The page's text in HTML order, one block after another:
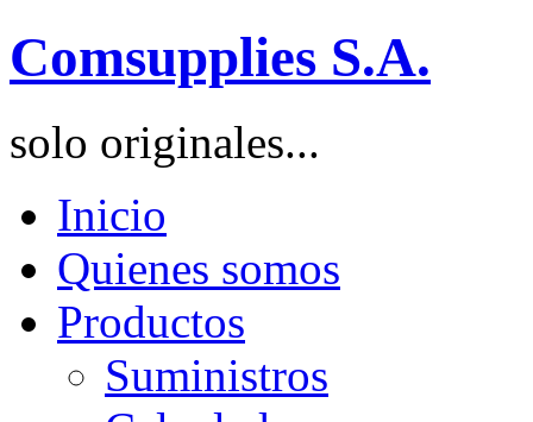
Comsupplies S.A.
solo originales...
Inicio
Quienes somos
Productos
Suministros